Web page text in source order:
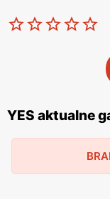
Biżuterie YES
zaproszeni artyści
YES – z myślą o
oryginalnością.
myślą o
ofercie sklepu
naszyjnik,
YES aktualne